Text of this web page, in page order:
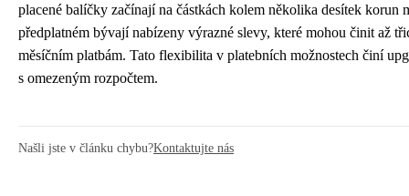
placené balíčky začínají na částkách kolem několika desítek korun
předplatném bývají nabízeny výrazné slevy, které mohou činit až
měsíčním platbám. Tato flexibilita v platebních možnostech činí
s omezeným rozpočtem.
Našli jste v článku chybu?Kontaktujte nás